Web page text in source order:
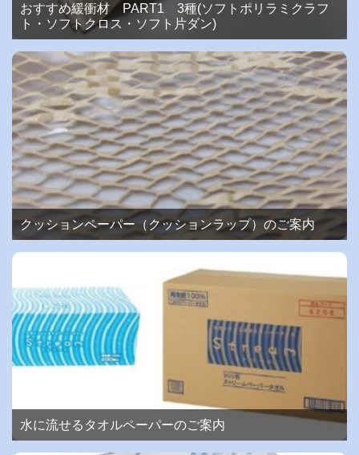
おすすめ緩衝材 PART1 3種(ソフトポリラミクラフ
ト・ソフトクロス・ソフト片ダン)
クッションペーパー（クッションラップ）のご案内
水に流せるタオルペーパーのご案内